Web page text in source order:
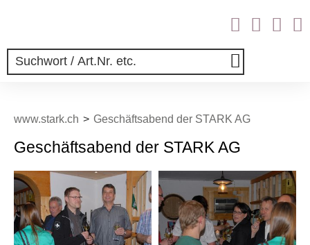
www.stark.ch Geschäftsabend der STARK AG
Geschäftsabend der STARK AG